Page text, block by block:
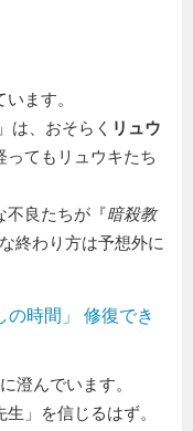
ます。
は、おそらく リュウ
てもリュウキたち
不良たちが『暗殺教
終わり方は予想外に
の時間」 修復でき
澄んでいます。
」を信じるはず。